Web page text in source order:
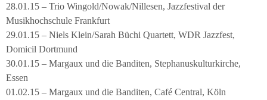
28.01.15 – Trio Wingold/Nowak/Nillesen, Jazzfestival der
Musikhochschule Frankfurt
29.01.15 – Niels Klein/Sarah Büchi Quartett, WDR Jazzfest,
Domicil Dortmund
30.01.15 – Margaux und die Banditen, Stephanuskulturkirche,
Essen
01.02.15 – Margaux und die Banditen, Café Central, Köln